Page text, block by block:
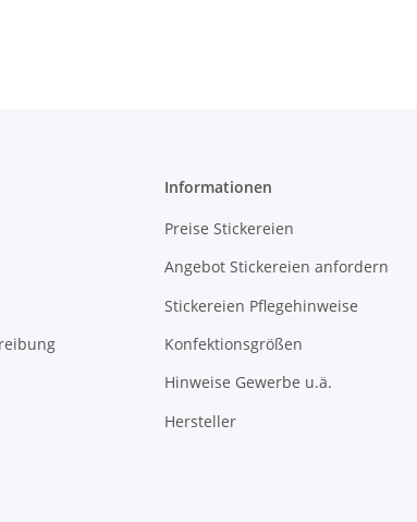
Informationen
Preise Stickereien
Angebot Stickereien anfordern
Stickereien Pflegehinweise
Konfektionsgrößen
Hinweise Gewerbe u.ä.
Hersteller